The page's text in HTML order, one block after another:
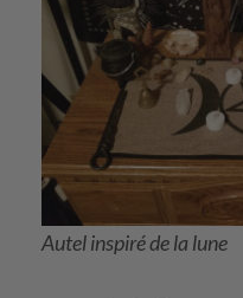
Autel inspiré de la lune